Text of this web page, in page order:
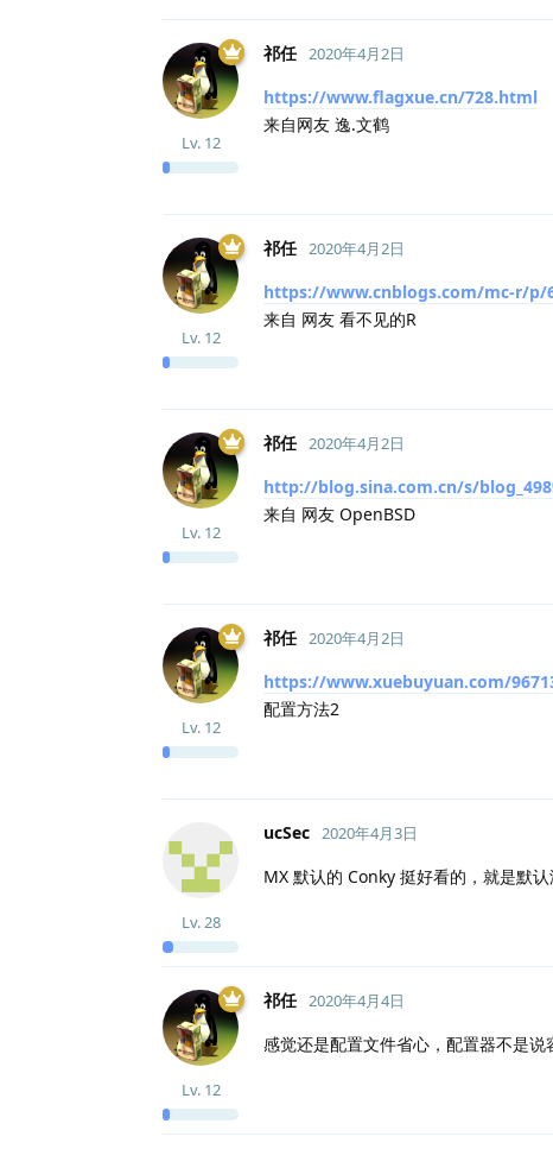
祁任
Lv. 12
2020年4月2日
https://www.flagxue.cn/728.html
来自网友 逸.文鹤
祁任
Lv. 12
2020年4月2日
https://www.cnblogs.com/mc-r/p/
来自 网友 看不见的R
祁任
Lv. 12
2020年4月2日
http://blog.sina.com.cn/s/
来自 网友 OpenBSD
祁任
Lv. 12
2020年4月2日
https://www.xuebuyuan.com/
配置方法2
ucSec
Lv.28
2020年4月3日
MX 默认的 Conky 挺好看的，就是默
祁任
Lv. 12
2020年4月4日
感觉还是配置文件省心，配置器不是说